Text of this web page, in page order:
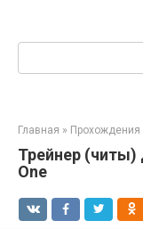
Поиск:
Главная » Прохождения
Трейнер (читы)
One